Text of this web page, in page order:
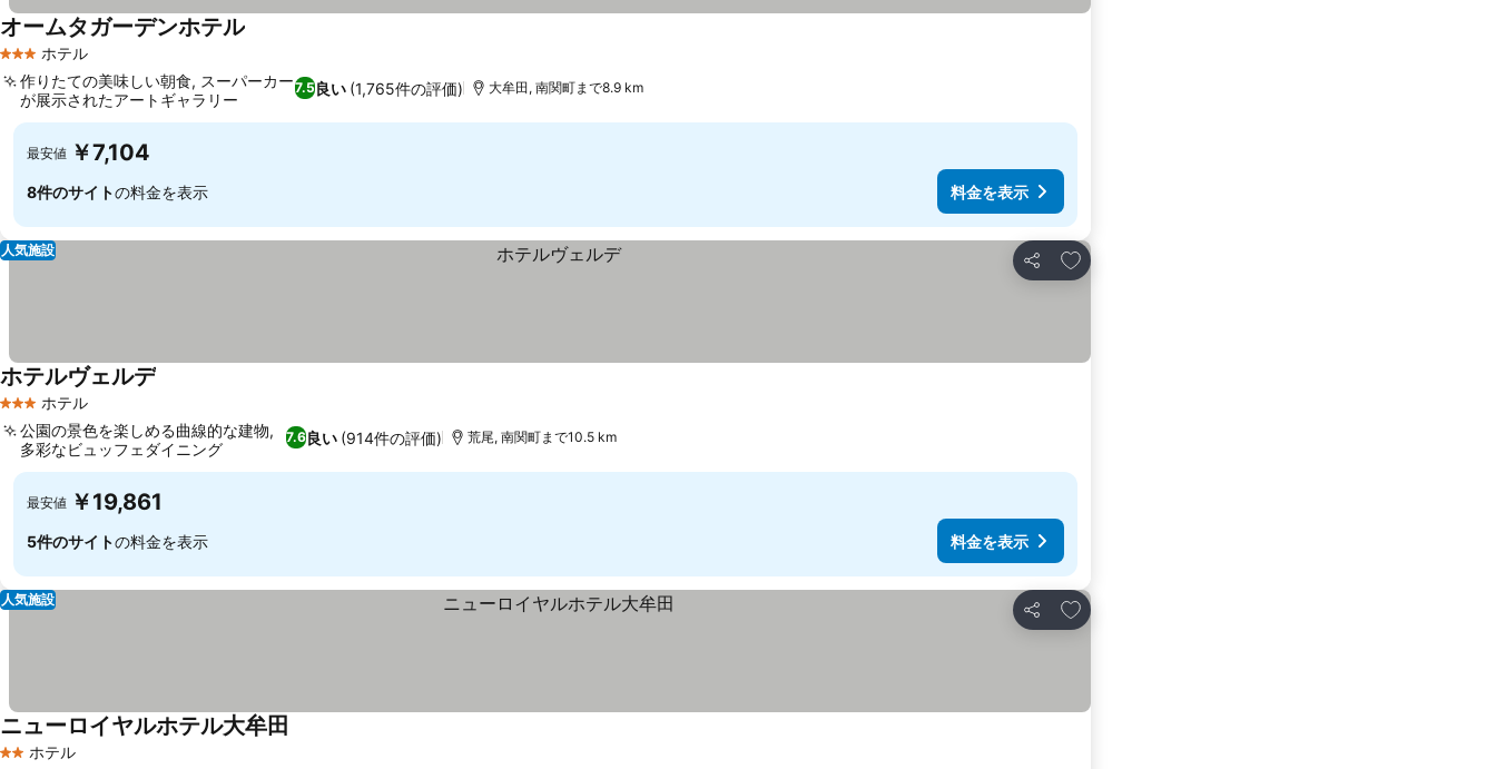
3 ホテルのランク
ホテル
オームタガーデンホテル
7.5良い (1,765件の評価)
作りたての美味しい朝食, スーパーカー
が展示されたアートギャラリー
大牟田, 南関町まで8.9 km
最安値 ￥7,104
8件のサイトの料金を表示 料金を表示
シェア
お気に入りに追加
人気施設
3 ホテルのランク
ホテル
ホテルヴェルデ
7.6良い (914件の評価)
公園の景色を楽しめる曲線的な建物,
多彩なビュッフェダイニング
荒尾, 南関町まで10.5 km
最安値 ￥19,861
5件のサイトの料金を表示 料金を表示
シェア
お気に入りに追加
人気施設
2 ホテルのランク
ホテル
ニューロイヤルホテル大牟田